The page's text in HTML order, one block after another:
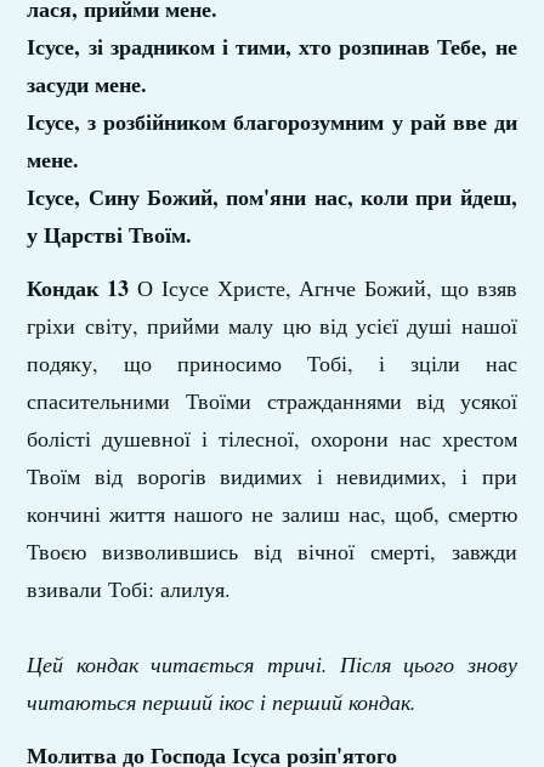
лася, прийми мене.
Ісусе, зі зрадником і тими, хто розпинав Тебе, не
засуди мене.
Ісусе, з розбійником благорозумним у рай вве­ ди
мене.
Ісусе, Сину Божий, пом'яни нас, коли при­ йдеш,
у Царстві Твоїм.
Кондак 13 О Ісусе Христе, Агнче Божий, що взяв
гріхи світу, прийми малу цю від усієї душі нашої
по­дяку, що приносимо Тобі, і зціли нас
спасительними Твоїми стражданнями від усякої
болісті душевної і тілесної, охорони нас хрестом
Твоїм від ворогів видимих і невидимих, і при
кончині життя нашого не залиш нас, щоб, смертю
Твоєю визволившись від вічної смерті, завжди
взива­ли Тобі: алилуя.
Цей кондак читається тричі. Після цього знову
читаються перший ікос і перший кондак.
Молитва до Господа Ісуса розіп'ятого